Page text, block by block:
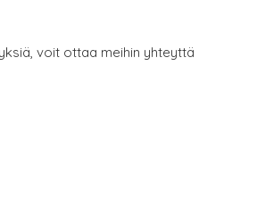
voit ottaa meihin yhteyttä